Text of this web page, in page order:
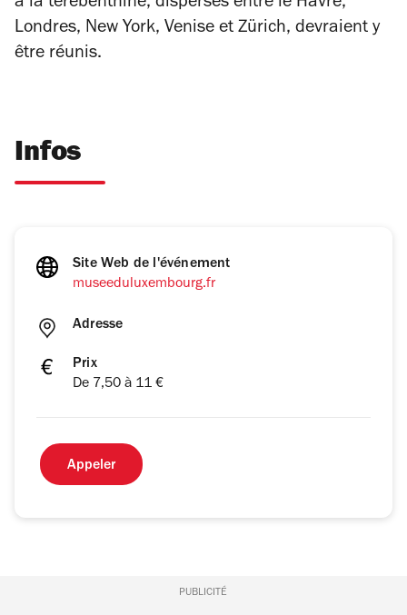
à la térébenthine, dispersés entre le Havre,
Londres, New York, Venise et Zürich, devraient y
être réunis.
Infos
Site Web de l'événement
museeduluxembourg.fr
Adresse
Prix
De 7,50 à 11 €
Appeler
PUBLICITÉ